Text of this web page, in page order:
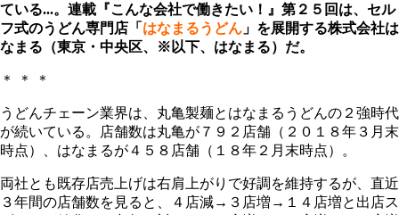
ている...。連載『こんな会社で働きたい！』第２５回は、セル
フ式のうどん専門店「 はなまるうどん 」を展開する株式会社は
なまる（東京・中央区、※以下、はなまる）だ。
＊ ＊ ＊
うどんチェーン業界は、丸亀製麺とはなまるうどんの２強時代
が続いている。店舗数は丸亀が７９２店舗（２０１８年３月末
時点）、はなまるが４５８店舗（１８年２月末時点）。
両社とも既存店売上げは右肩上がりで好調を維持するが、直近
３年間の店舗数を見ると、４店減→３店増→１４店増と出店ス